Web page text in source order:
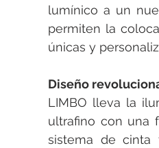
lumínico a un
permiten la
únicas y
Diseño
LIMBO lleva la
ultrafino con una
sistema de cinta